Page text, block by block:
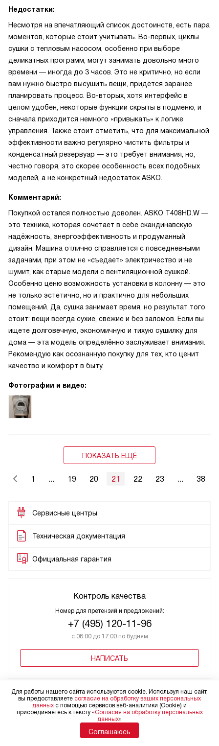
Недостатки:
Несмотря на впечатляющий список достоинств, есть пара
моментов, которые стоит учитывать. Во-первых, циклы
сушки с тепловым насосом, особенно при выборе
деликатных программ, могут занимать довольно много
времени — иногда до 3 часов. Это не критично, но если
вам нужно быстро высушить вещи, придётся заранее
планировать процесс. Во-вторых, хотя интерфейс в
целом удобен, некоторые функции скрыты в подменю, и
сначала приходится немного «привыкать» к логике
управления. Также стоит отметить, что для максимальной
эффективности важно регулярно чистить фильтры и
конденсатный резервуар — это требует внимания, но,
честно говоря, это скорее особенность всех подобных
моделей, а не конкретный недостаток ASKO.
Комментарий:
Покупкой остался полностью доволен. ASKO T408HD.W —
это техника, которая сочетает в себе скандинавскую
надёжность, энергоэффективность и продуманный
дизайн. Машина отлично справляется с повседневными
задачами, при этом не «съедает» электричество и не
шумит, как старые модели с вентиляционной сушкой.
Особенно ценю возможность установки в колонну — это
не только эстетично, но и практично для небольших
помещений. Да, сушка занимает время, но результат того
стоит: вещи всегда сухие, свежие и без заломов. Если вы
ищете долговечную, экономичную и тихую сушилку для
дома — эта модель определённо заслуживает внимания.
Рекомендую как осознанную покупку для тех, кто ценит
качество и комфорт в быту.
Фотографии и видео:
ПОКАЗАТЬ ЕЩЁ
1 ... 19 20 21 22 23 ... 38
Сервисные центры
Техническая документация
Официальная гарантия
Контроль качества
Номер для претензий и предложений:
+7 (495) 120-11-96
с 08:00 до 17:00 по будням
НАПИСАТЬ
+7 495 212-14-30
Для работы нашего сайта используются cookie. Используя наш сайт,
вы предоставляете согласие на обработку ваших персональных
данных с помощью сервисов веб-аналитики (Cookie) и
присоединяетесь к тексту «Согласия на обработку персональных
данных»
Соглашаюсь